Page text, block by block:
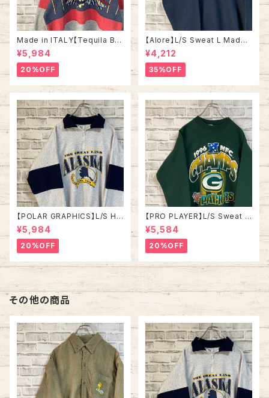
Made in ITALY【Tequila Bo
om】L/S Sweat/Trainer XL 9
0s ハーフジップスウェット トレ
ーナー マルチカラー レーシング
イタリア製 Euro ユーロ 古着
¥5,984
20%OFF
【Alore】L/S Sweat L Made i
n USA 90s 社交クラブ プロモ
ーション スウェット トレーナー
USA製 vintage ヴィンテージ
アメリカ USA 古着
¥4,212
35%OFF
【POLAR GRAPHICS】L/S Hal
fZip Sweat XL Made in US
A 90s “ALASKA” スーベニア
ハーフジップスウェット トレーナ
ー アラスカ お土産モノ vintag
e ヴィンテージ アメリカ USA
古着
¥5,984
20%OFF
【PRO PLAYER】L/S Sweat L
相当 90s Made in USA “PA
CKERS” NFL チームモノ スウ
ェット トレーナー USA製 チーム
ロゴ 1996 CHAMPS 優勝記念
深緑 アメリカ USA 古着
¥5,584
20%OFF
その他の商品